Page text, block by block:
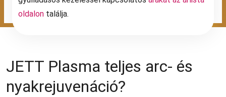
oldalon találja.
JETT Plasma teljes arc- és
nyakrejuvenáció?